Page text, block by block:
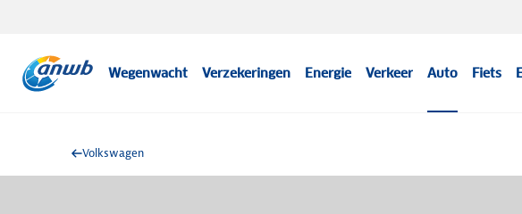
Wegenwacht Verzekeringen Energie Verkeer Auto Fiets
Volkswagen